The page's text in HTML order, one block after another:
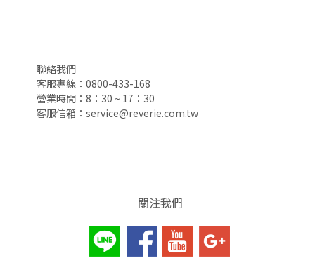
聯絡我們
客服專線：0800-433-168
營業時間：8：30 ~ 17：30
客服信箱：service@reverie.com.tw
關注我們